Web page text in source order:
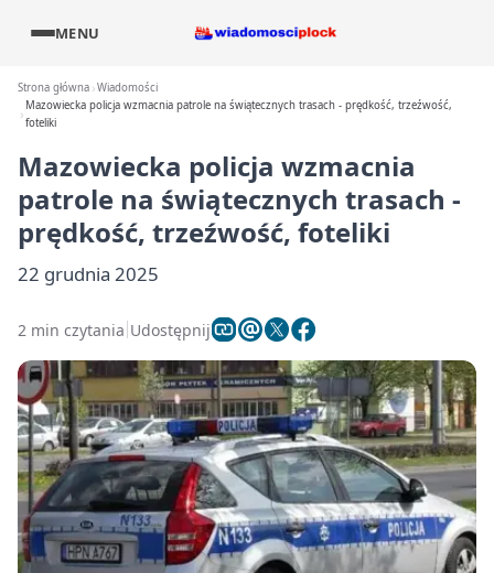
MENU
Strona główna Wiadomości
Mazowiecka policja wzmacnia patrole na świątecznych trasach - prędkość, trzeźwość,
foteliki
Mazowiecka policja wzmacnia
patrole na świątecznych trasach -
prędkość, trzeźwość, foteliki
22 grudnia 2025
2 min czytania Udostępnij